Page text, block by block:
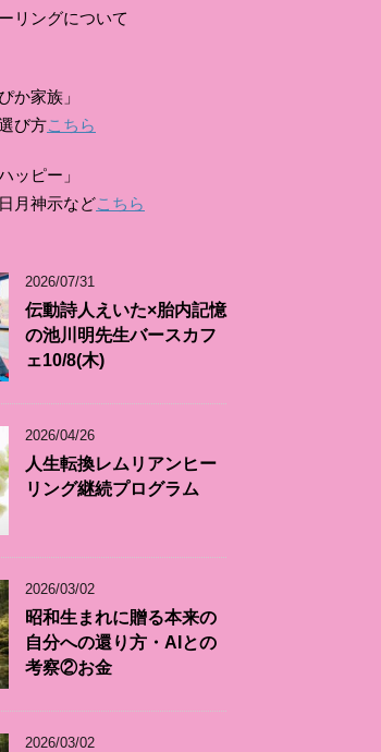
リングについて
か家族」
び方こちら
ッピー」
月神示などこちら
2026/07/31
伝動詩人えいた×胎内記憶
の池川明先生バースカフ
ェ10/8(木)
2026/04/26
人生転換レムリアンヒー
リング継続プログラム
2026/03/02
昭和生まれに贈る本来の
自分への還り方・AIとの
考察②お金
2026/03/02